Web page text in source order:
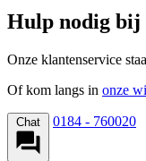
Hulp nodig bij
Onze klantenservice
Of kom langs in onze
Chat 0184 - 760020